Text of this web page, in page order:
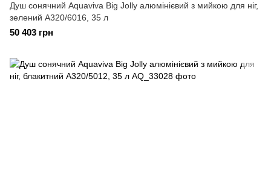
Душ сонячний Aquaviva Big Jolly алюмінієвий з мийкою для ніг,
зелений A320/6016, 35 л
50 403 грн